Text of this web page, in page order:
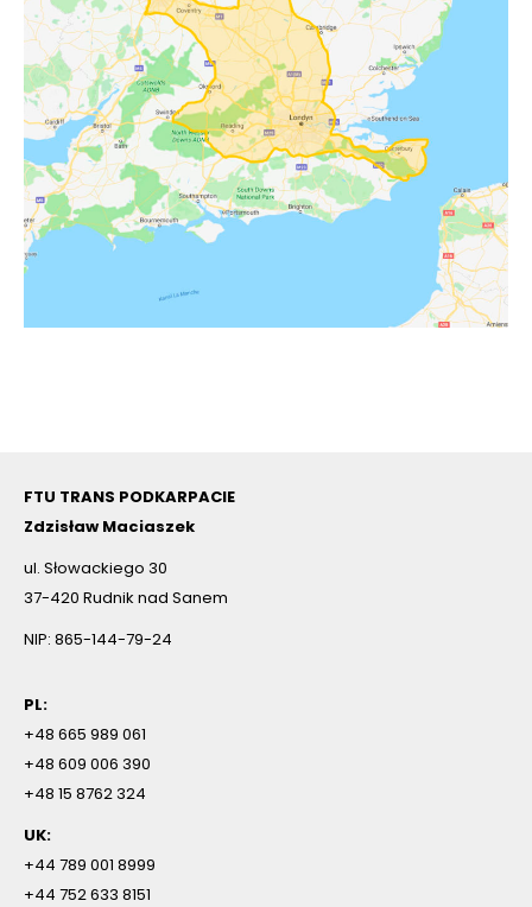
FTU TRANS PODKARPACIE
Zdzisław Maciaszek
ul. Słowackiego 30
37-420 Rudnik nad Sanem
NIP: 865-144-79-24
PL:
+48 665 989 061
+48 609 006 390
+48 15 8762 324
UK:
+44 789 001 8999
+44 752 633 8151